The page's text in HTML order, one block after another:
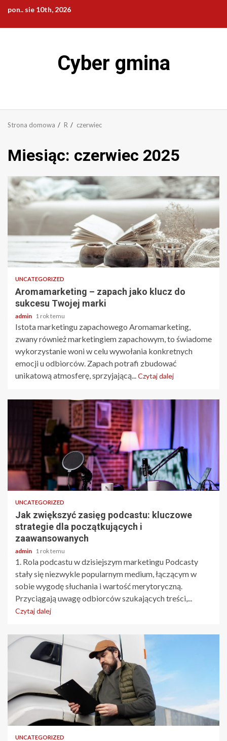
treści
pon.. sie 10th, 2026
Cyber gmina
Strona domowa R czerwiec
Miesiąc: czerwiec 2025
UNCATEGORIZED
Aromamarketing – zapach jako klucz do
sukcesu Twojej marki
admin 1 rok temu
Istota marketingu zapachowego Aromamarketing,
zwany również marketingiem zapachowym, to świadome
wykorzystanie woni w celu wywołania konkretnych
emocji u odbiorców. Zapach potrafi zbudować
unikatową atmosferę, sprzyjającą...Czytaj dalej
3 min odczytu
UNCATEGORIZED
Jak zwiększyć zasięg podcastu: kluczowe
strategie dla początkujących i
zaawansowanych
admin 1 rok temu
1. Rola podcastu w dzisiejszym marketingu Podcasty
stały się niezwykle popularnym medium, łączącym w
sobie wygodę słuchania i wartość merytoryczną.
Przyciągają uwagę odbiorców szukających treści,...
Czytaj dalej
2 min odczytu
UNCATEGORIZED